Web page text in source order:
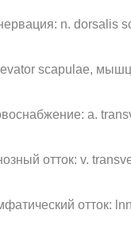
n. dorsalis
scapulae,
a.
отток: v.
отток: